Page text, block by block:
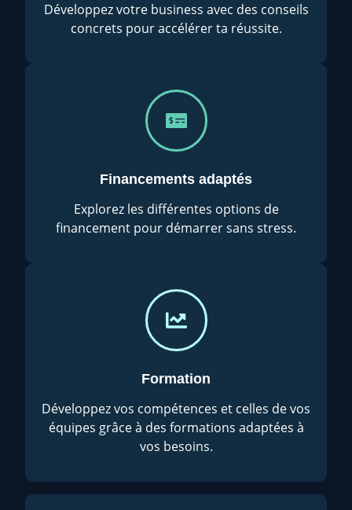
Développez votre business avec des conseils
concrets pour accélérer ta réussite.
Financements adaptés
Explorez les différentes options de
financement pour démarrer sans stress.
Formation
Développez vos compétences et celles de vos
équipes grâce à des formations adaptées à
vos besoins.